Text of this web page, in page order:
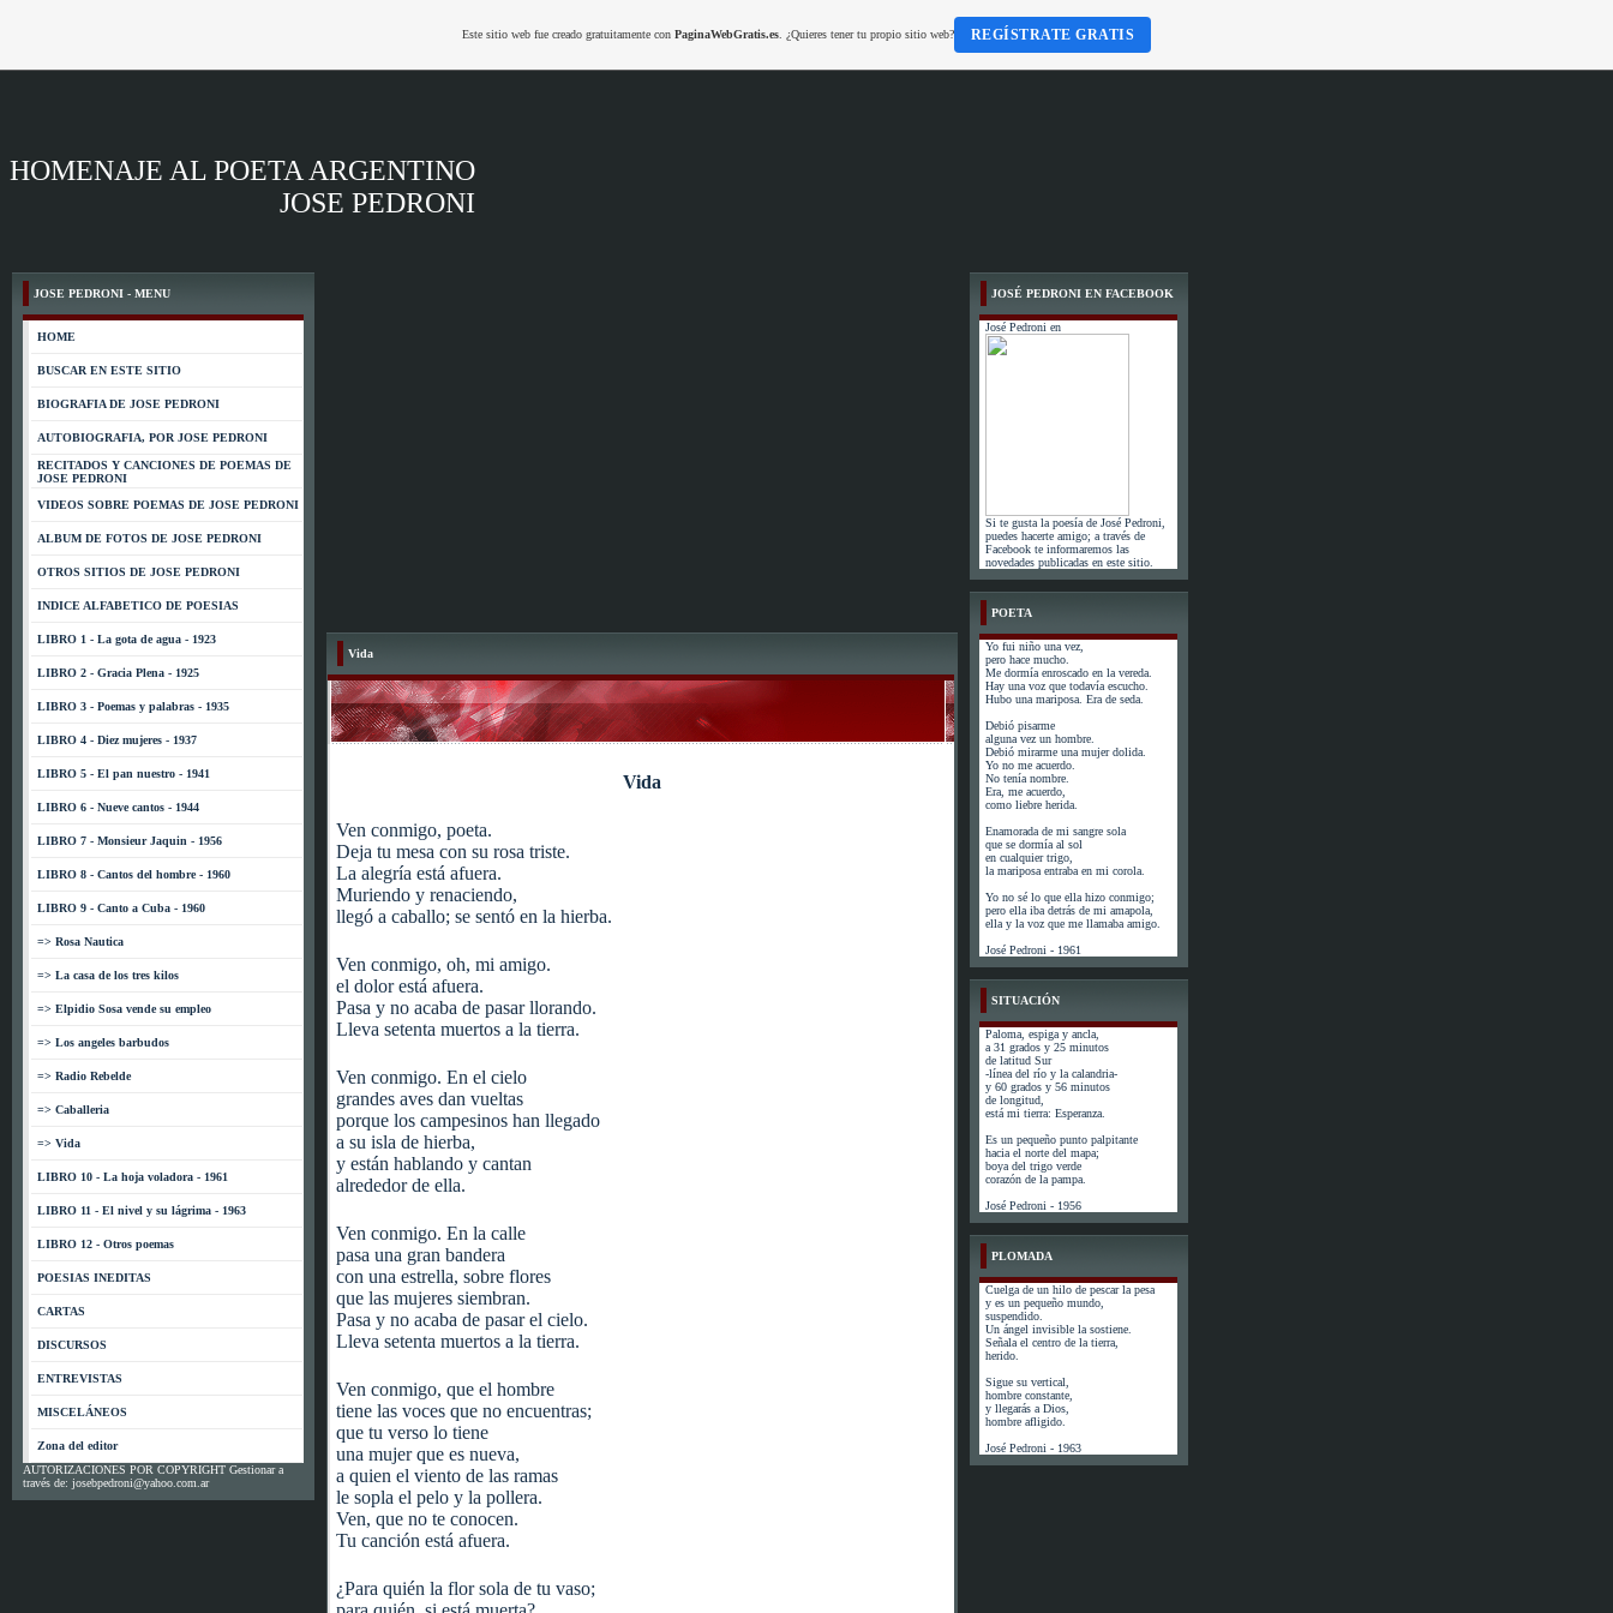
HOMENAJE AL POETA ARGENTINO
JOSE PEDRONI
JOSE PEDRONI - MENU
HOME
BUSCAR EN ESTE SITIO
BIOGRAFIA DE JOSE PEDRONI
AUTOBIOGRAFIA, POR JOSE PEDRONI
RECITADOS Y CANCIONES DE POEMAS DE
JOSE PEDRONI
VIDEOS SOBRE POEMAS DE JOSE PEDRONI
ALBUM DE FOTOS DE JOSE PEDRONI
OTROS SITIOS DE JOSE PEDRONI
INDICE ALFABETICO DE POESIAS
LIBRO 1 - La gota de agua - 1923
LIBRO 2 - Gracia Plena - 1925
LIBRO 3 - Poemas y palabras - 1935
LIBRO 4 - Diez mujeres - 1937
LIBRO 5 - El pan nuestro - 1941
LIBRO 6 - Nueve cantos - 1944
LIBRO 7 - Monsieur Jaquin - 1956
LIBRO 8 - Cantos del hombre - 1960
LIBRO 9 - Canto a Cuba - 1960
=> Rosa Nautica
=> La casa de los tres kilos
=> Elpidio Sosa vende su empleo
=> Los angeles barbudos
=> Radio Rebelde
=> Caballeria
=> Vida
LIBRO 10 - La hoja voladora - 1961
LIBRO 11 - El nivel y su lágrima - 1963
LIBRO 12 - Otros poemas
POESIAS INEDITAS
CARTAS
DISCURSOS
ENTREVISTAS
MISCELÁNEOS
Zona del editor
AUTORIZACIONES POR COPYRIGHT Gestionar a
través de: josebpedroni@yahoo.com.ar
Vida
Vida
Ven conmigo, poeta.
Deja tu mesa con su rosa triste.
La alegría está afuera.
Muriendo y renaciendo,
llegó a caballo; se sentó en la hierba.
Ven conmigo, oh, mi amigo.
el dolor está afuera.
Pasa y no acaba de pasar llorando.
Lleva setenta muertos a la tierra.
Ven conmigo. En el cielo
grandes aves dan vueltas
porque los campesinos han llegado
a su isla de hierba,
y están hablando y cantan
alrededor de ella.
Ven conmigo. En la calle
pasa una gran bandera
con una estrella, sobre flores
que las mujeres siembran.
Pasa y no acaba de pasar el cielo.
Lleva setenta muertos a la tierra.
Ven conmigo, que el hombre
tiene las voces que no encuentras;
que tu verso lo tiene
una mujer que es nueva,
a quien el viento de las ramas
le sopla el pelo y la pollera.
Ven, que no te conocen.
Tu canción está afuera.
¿Para quién la flor sola de tu vaso;
JOSÉ PEDRONI EN FACEBOOK
José Pedroni en
Si te gusta la poesía de José Pedroni,
puedes hacerte amigo; a través de
Facebook te informaremos las
novedades publicadas en este sitio.
POETA
Yo fui niño una vez,
pero hace mucho.
Me dormía enroscado en la vereda.
Hay una voz que todavía escucho.
Hubo una mariposa. Era de seda.
Debió pisarme
alguna vez un hombre.
Debió mirarme una mujer dolida.
Yo no me acuerdo.
No tenía nombre.
Era, me acuerdo,
como liebre herida.
Enamorada de mi sangre sola
que se dormía al sol
en cualquier trigo,
la mariposa entraba en mi corola.
Yo no sé lo que ella hizo conmigo;
pero ella iba detrás de mi amapola,
ella y la voz que me llamaba amigo.
José Pedroni - 1961
SITUACIÓN
Paloma, espiga y ancla,
a 31 grados y 25 minutos
de latitud Sur
-línea del río y la calandria-
y 60 grados y 56 minutos
de longitud,
está mi tierra: Esperanza.
Es un pequeño punto palpitante
hacia el norte del mapa;
boya del trigo verde
corazón de la pampa.
José Pedroni - 1956
PLOMADA
Cuelga de un hilo de pescar la pesa
y es un pequeño mundo,
suspendido.
Un ángel invisible la sostiene.
Señala el centro de la tierra,
herido.
Sigue su vertical,
hombre constante,
y llegarás a Dios,
hombre afligido.
José Pedroni - 1963
Este sitio web fue creado gratuitamente con PaginaWebGratis.es. ¿Quieres tener tu propio sitio web? REGÍSTRATE GRATIS